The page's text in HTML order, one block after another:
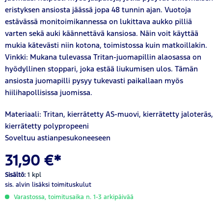
eristyksen ansiosta jäässä jopa 48 tunnin ajan. Vuotoja
estävässä monitoimikannessa on lukittava aukko pilliä
varten sekä auki käännettävä kansiosa. Näin voit käyttää
mukia kätevästi niin kotona, toimistossa kuin matkoillakin.
Vinkki: Mukana tulevassa Tritan-juomapillin alaosassa on
hyödyllinen stoppari, joka estää liukumisen ulos. Tämän
ansiosta juomapilli pysyy tukevasti paikallaan myös
hiilihapollisissa juomissa.
Materiaali: Tritan, kierrätetty AS-muovi, kierrätetty jaloteräs,
kierrätetty polypropeeni
Soveltuu astianpesukoneeseen
31,90 €*
Sisältö: 1 kpl
sis. alvin lisäksi toimituskulut
Varastossa, toimitusaika n. 1-3 arkipäivää